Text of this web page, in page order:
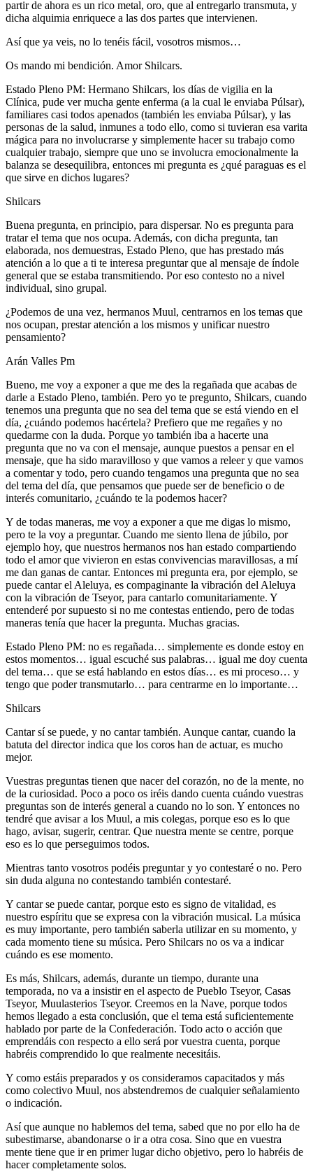
partir de ahora es un rico metal, oro, que al entregarlo transmuta, y
dicha alquimia enriquece a las dos partes que intervienen.
Así que ya veis, no lo tenéis fácil, vosotros mismos…
Os mando mi bendición. Amor Shilcars.
Estado Pleno PM: Hermano Shilcars, los días de vigilia en la
Clínica, pude ver mucha gente enferma (a la cual le enviaba Púlsar),
familiares casi todos apenados (también les enviaba Púlsar), y las
personas de la salud, inmunes a todo ello, como si tuvieran esa varita
mágica para no involucrarse y simplemente hacer su trabajo como
cualquier trabajo, siempre que uno se involucra emocionalmente la
balanza se desequilibra, entonces mi pregunta es ¿qué paraguas es el
que sirve en dichos lugares?
Shilcars
Buena pregunta, en principio, para dispersar. No es pregunta para
tratar el tema que nos ocupa. Además, con dicha pregunta, tan
elaborada, nos demuestras, Estado Pleno, que has prestado más
atención a lo que a ti te interesa preguntar que al mensaje de índole
general que se estaba transmitiendo. Por eso contesto no a nivel
individual, sino grupal.
¿Podemos de una vez, hermanos Muul, centrarnos en los temas que
nos ocupan, prestar atención a los mismos y unificar nuestro
pensamiento?
Arán Valles Pm
Bueno, me voy a exponer a que me des la regañada que acabas de
darle a Estado Pleno, también. Pero yo te pregunto, Shilcars, cuando
tenemos una pregunta que no sea del tema que se está viendo en el
día, ¿cuándo podemos hacértela? Prefiero que me regañes y no
quedarme con la duda. Porque yo también iba a hacerte una
pregunta que no va con el mensaje, aunque puestos a pensar en el
mensaje, que ha sido maravilloso y que vamos a releer y que vamos
a comentar y todo, pero cuando tengamos una pregunta que no sea
del tema del día, que pensamos que puede ser de beneficio o de
interés comunitario, ¿cuándo te la podemos hacer?
Y de todas maneras, me voy a exponer a que me digas lo mismo,
pero te la voy a preguntar. Cuando me siento llena de júbilo, por
ejemplo hoy, que nuestros hermanos nos han estado compartiendo
todo el amor que vivieron en estas convivencias maravillosas, a mí
me dan ganas de cantar. Entonces mi pregunta era, por ejemplo, se
puede cantar el Aleluya, es compaginante la vibración del Aleluya
con la vibración de Tseyor, para cantarlo comunitariamente. Y
entenderé por supuesto si no me contestas entiendo, pero de todas
maneras tenía que hacer la pregunta. Muchas gracias.
Estado Pleno PM: no es regañada… simplemente es donde estoy en
estos momentos… igual escuché sus palabras… igual me doy cuenta
del tema… que se está hablando en estos días… es mi proceso… y
tengo que poder transmutarlo… para centrarme en lo importante…
Shilcars
Cantar sí se puede, y no cantar también. Aunque cantar, cuando la
batuta del director indica que los coros han de actuar, es mucho
mejor.
Vuestras preguntas tienen que nacer del corazón, no de la mente, no
de la curiosidad. Poco a poco os iréis dando cuenta cuándo vuestras
preguntas son de interés general a cuando no lo son. Y entonces no
tendré que avisar a los Muul, a mis colegas, porque eso es lo que
hago, avisar, sugerir, centrar. Que nuestra mente se centre, porque
eso es lo que perseguimos todos.
Mientras tanto vosotros podéis preguntar y yo contestaré o no. Pero
sin duda alguna no contestando también contestaré.
Y cantar se puede cantar, porque esto es signo de vitalidad, es
nuestro espíritu que se expresa con la vibración musical. La música
es muy importante, pero también saberla utilizar en su momento, y
cada momento tiene su música. Pero Shilcars no os va a indicar
cuándo es ese momento.
Es más, Shilcars, además, durante un tiempo, durante una
temporada, no va a insistir en el aspecto de Pueblo Tseyor, Casas
Tseyor, Muulasterios Tseyor. Creemos en la Nave, porque todos
hemos llegado a esta conclusión, que el tema está suficientemente
hablado por parte de la Confederación. Todo acto o acción que
emprendáis con respecto a ello será por vuestra cuenta, porque
habréis comprendido lo que realmente necesitáis.
Y como estáis preparados y os consideramos capacitados y más
como colectivo Muul, nos abstendremos de cualquier señalamiento
o indicación.
Así que aunque no hablemos del tema, sabed que no por ello ha de
subestimarse, abandonarse o ir a otra cosa. Sino que en vuestra
mente tiene que ir en primer lugar dicho objetivo, pero lo habréis de
hacer completamente solos.